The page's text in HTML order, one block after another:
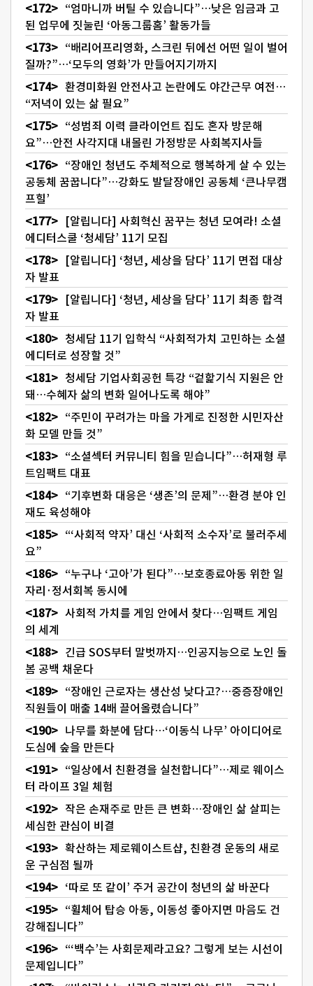
“엄마니까 버틸 수 있습니다”…낮은 임금과 고
된 업무에 짓눌린 ‘아동그룹홈’ 활동가들
“배리어프리영화, 스크린 뒤에선 어떤 일이 벌어
질까?”…‘모두의 영화’가 만들어지기까지
환경미화원 안전사고 논란에도 야간근무 여전…
“저녁이 있는 삶 필요”
“성범죄 이력 클라이언트 집도 혼자 방문해
요”…안전 사각지대 내몰린 가정방문 사회복지사들
“장애인 청년도 주체적으로 행복하게 살 수 있는
공동체 꿈꿉니다”…강화도 발달장애인 공동체 ‘큰나무캠
프힐’
[알립니다] 사회혁신 꿈꾸는 청년 모여라! 소셜
에디터스쿨 ‘청세담’ 11기 모집
[알립니다] ‘청년, 세상을 담다’ 11기 면접 대상
자 발표
[알립니다] ‘청년, 세상을 담다’ 11기 최종 합격
자 발표
청세담 11기 입학식 “사회적가치 고민하는 소셜
에디터로 성장할 것”
청세담 기업사회공헌 특강 “겉핥기식 지원은 안
돼…수혜자 삶의 변화 일어나도록 해야”
“주민이 꾸려가는 마을 가게로 진정한 시민자산
화 모델 만들 것”
“소셜섹터 커뮤니티 힘을 믿습니다”…허재형 루
트임팩트 대표
“기후변화 대응은 ‘생존’의 문제”…환경 분야 인
재도 육성해야
“‘사회적 약자’ 대신 ‘사회적 소수자’로 불러주세
요”
“누구나 ‘고아’가 된다”…보호종료아동 위한 일
자리·정서회복 동시에
사회적 가치를 게임 안에서 찾다…임팩트 게임
의 세계
긴급 SOS부터 말벗까지…인공지능으로 노인 돌
봄 공백 채운다
“장애인 근로자는 생산성 낮다고?…중증장애인
직원들이 매출 14배 끌어올렸습니다”
나무를 화분에 담다…‘이동식 나무’ 아이디어로
도심에 숲을 만든다
“일상에서 친환경을 실천합니다”…제로 웨이스
터 라이프 3일 체험
작은 손재주로 만든 큰 변화…장애인 삶 살피는
세심한 관심이 비결
확산하는 제로웨이스트샵, 친환경 운동의 새로
운 구심점 될까
‘따로 또 같이’ 주거 공간이 청년의 삶 바꾼다
“휠체어 탑승 아동, 이동성 좋아지면 마음도 건
강해집니다”
“‘백수’는 사회문제라고요? 그렇게 보는 시선이
문제입니다”